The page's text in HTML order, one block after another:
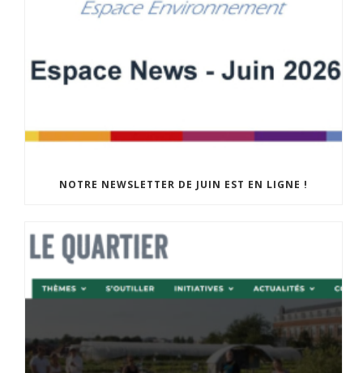
NOTRE NEWSLETTER DE JUIN EST EN LIGNE !